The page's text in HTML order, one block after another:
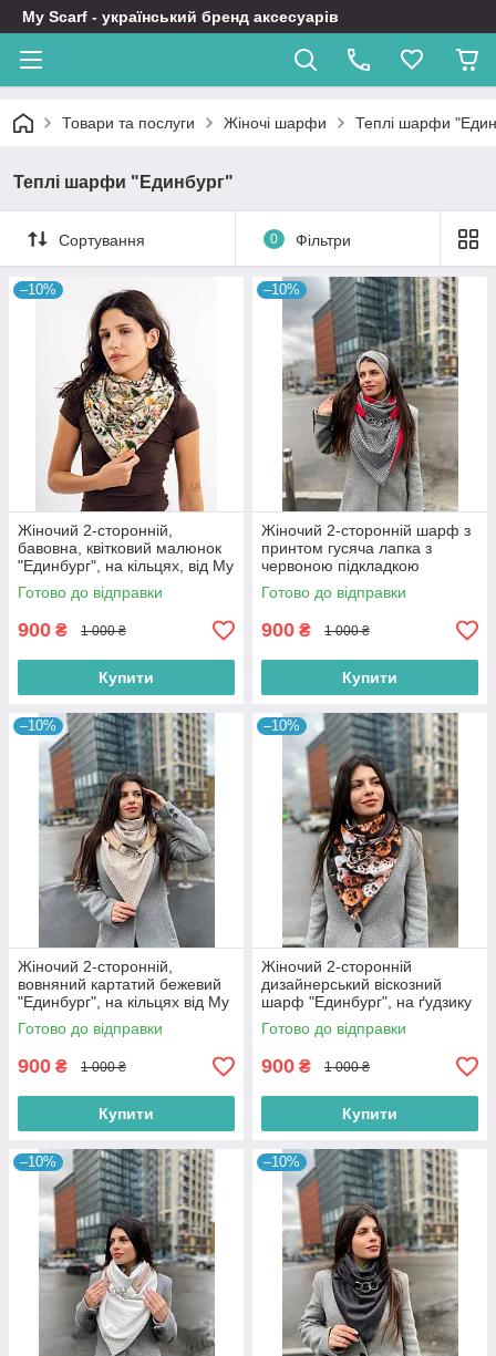
My Scarf - український бренд аксесуарів
Товари та послуги Жіночі шарфи Теплі шарфи
Теплі шарфи "Единбург"
Сортування 0 Фільтри
–10%
Жіночий 2-сторонній,
бавовна, квітковий малюнок
"Единбург", на кільцях, від My
scarf снуд, бактус
Готово до відправки
900 ₴ 1 000 ₴
Купити
–10%
Жіночий 2-сторонній шарф з
принтом гусяча лапка з
червоною підкладкою
"Единбург", на кільцях від My
scarf
Готово до відправки
900 ₴ 1 000 ₴
Купити
–10%
Жіночий 2-сторонній,
вовняний картатий бежевий
"Единбург", на кільцях від My
scarf снуд, бактус
Готово до відправки
900 ₴ 1 000 ₴
Купити
–10%
Жіночий 2-сторонній
дизайнерський віскозний
шарф "Единбург", на ґудзику
від My scarf з принтом
"Лапки"
Готово до відправки
900 ₴ 1 000 ₴
Купити
–10% –10%